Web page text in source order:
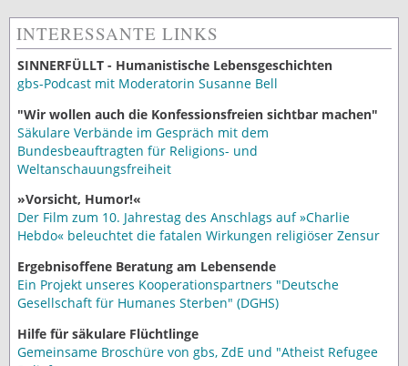
INTERESSANTE LINKS
SINNERFÜLLT - Humanistische Lebensgeschichten
gbs-Podcast mit Moderatorin Susanne Bell
"Wir wollen auch die Konfessionsfreien sichtbar machen"
Säkulare Verbände im Gespräch mit dem
Bundesbeauftragten für Religions- und
Weltanschauungsfreiheit
»Vorsicht, Humor!«
Der Film zum 10. Jahrestag des Anschlags auf »Charlie
Hebdo« beleuchtet die fatalen Wirkungen religiöser Zensur
Ergebnisoffene Beratung am Lebensende
Ein Projekt unseres Kooperationspartners "Deutsche
Gesellschaft für Humanes Sterben" (DGHS)
Hilfe für säkulare Flüchtlinge
Gemeinsame Broschüre von gbs, ZdE und "Atheist Refugee